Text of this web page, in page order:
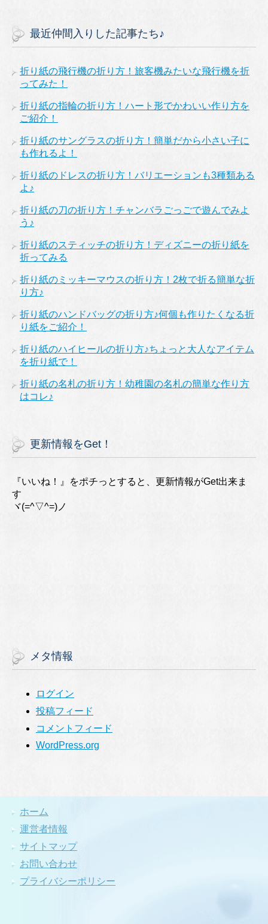
最近仲間入りした記事たち♪
折り紙の飛行機の折り方！旅客機みたいな飛行機を折
ってみた！
折り紙の指輪の折り方！ハート形でかわいい作り方を
ご紹介！
折り紙のサングラスの折り方！簡単だから小さい子に
も作れるよ！
折り紙のドレスの折り方！バリエーションも3種類ある
よ♪
折り紙の刀の折り方！チャンバラごっごで遊んでみよ
う♪
折り紙のスティッチの折り方！ディズニーの折り紙を
折ってみる
折り紙のミッキーマウスの折り方！2枚で折る簡単な折
り方♪
折り紙のハンドバッグの折り方♪何個も作りたくなる折
り紙をご紹介！
折り紙のハイヒールの折り方♪ちょっと大人なアイテム
を折り紙で！
折り紙の名札の折り方！幼稚園の名札の簡単な作り方
はコレ♪
更新情報をGet！
『いいね！』をポチっとすると、更新情報がGet出来ま
す
ヾ(=^▽^=)ノ
メタ情報
ログイン
投稿フィード
コメントフィード
WordPress.org
ホーム
運営者情報
サイトマップ
お問い合わせ
プライバシーポリシー